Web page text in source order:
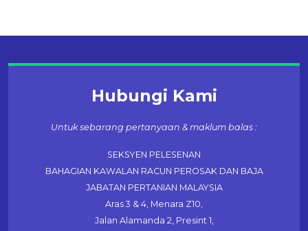
Hubungi Kami
Untuk sebarang pertanyaan & maklum balas :
SEKSYEN PELESENAN
BAHAGIAN KAWALAN RACUN PEROSAK DAN BAJA
JABATAN PERTANIAN MALAYSIA
Aras 3 & 4, Menara Z10,
Jalan Alamanda 2, Presint 1,